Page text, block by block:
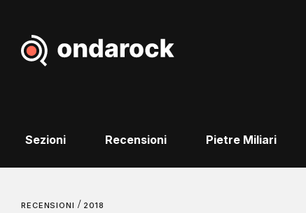
Sezioni Recensioni Pietre Miliari
RECENSIONI / 2018